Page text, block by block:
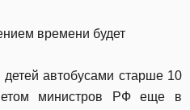
времени будет
автобусами старше 10
министров РФ еще в